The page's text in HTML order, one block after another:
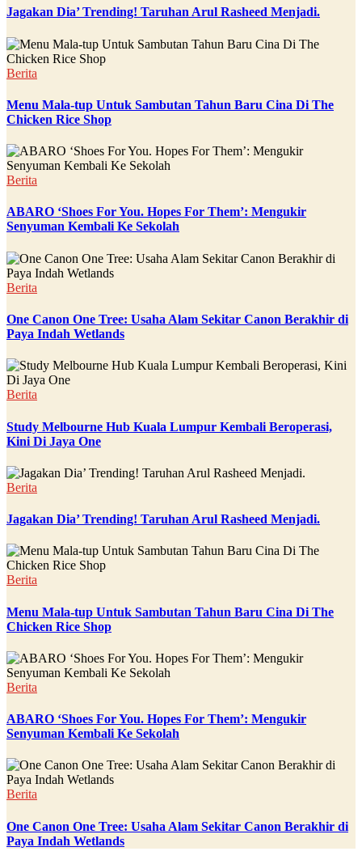
Jagakan Dia’ Trending! Taruhan Arul Rasheed Menjadi.
Berita
Menu Mala-tup Untuk Sambutan Tahun Baru Cina Di The
Chicken Rice Shop
Berita
ABARO ‘Shoes For You. Hopes For Them’: Mengukir
Senyuman Kembali Ke Sekolah
Berita
One Canon One Tree: Usaha Alam Sekitar Canon Berakhir di
Paya Indah Wetlands
Berita
Study Melbourne Hub Kuala Lumpur Kembali Beroperasi,
Kini Di Jaya One
Berita
Jagakan Dia’ Trending! Taruhan Arul Rasheed Menjadi.
Berita
Menu Mala-tup Untuk Sambutan Tahun Baru Cina Di The
Chicken Rice Shop
Berita
ABARO ‘Shoes For You. Hopes For Them’: Mengukir
Senyuman Kembali Ke Sekolah
Berita
One Canon One Tree: Usaha Alam Sekitar Canon Berakhir di
Paya Indah Wetlands